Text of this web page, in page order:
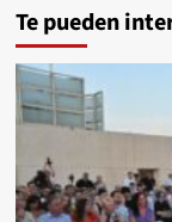
Te pueden